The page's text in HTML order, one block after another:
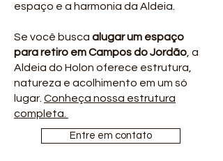
espaço e a harmonia da Aldeia.
Se você busca alugar um espaço
para retiro em Campos do Jordão , a
Aldeia do Holon oferece estrutura,
natureza e acolhimento em um só
lugar. Conheça nossa estrutura
completa.
Entre em contato